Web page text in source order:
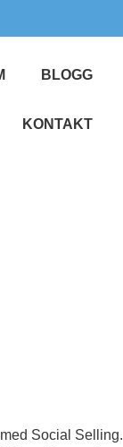
BLOGG
KONTAKT
Social Selling.